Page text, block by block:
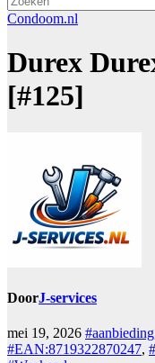
Condoom.nl
Durex
[#125]
DoorJ-services
mei 19, 2026 #aanbieding
#EAN:8719322870247,